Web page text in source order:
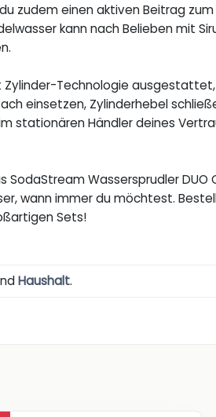
zudem einen aktiven Beitrag
kann nach Belieben mit
Technologie
einsetzen, Zylinderhebel
stationären Händler deines
SodaStream Wassersprudler
wann immer du möchtest.
Sets!
Haushalt.